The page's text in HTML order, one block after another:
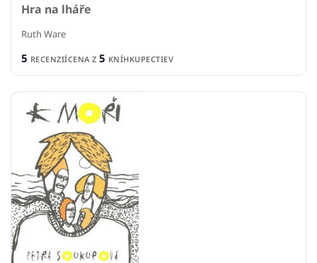
Hra na lháře
Ruth Ware
5 RECENZIÍCENA Z 5 KNÍHKUPECTIEV